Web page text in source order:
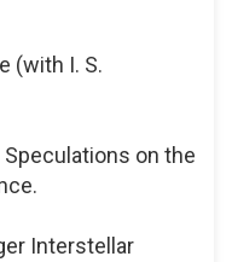
(with I. S.
on the
Interstellar